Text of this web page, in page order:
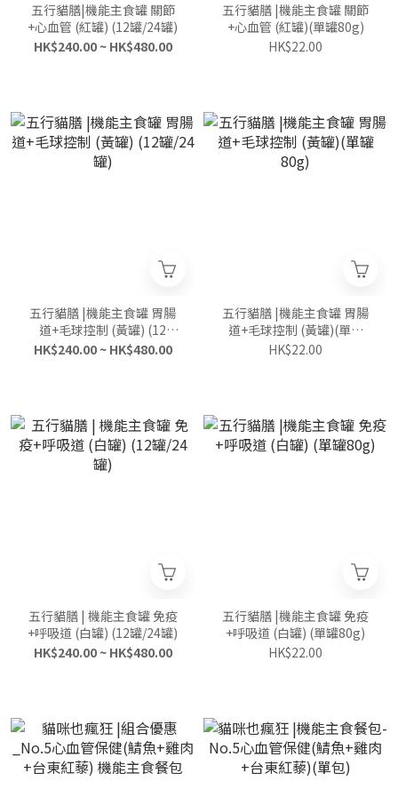
五行貓膳|機能主食罐 關節
+心血管 (紅罐) (12罐/24罐)
HK$240.00 ~ HK$480.00
五行貓膳 |機能主食罐 關節
+心血管 (紅罐)(單罐80g)
HK$22.00
五行貓膳 |機能主食罐 胃腸
道+毛球控制 (黃罐) (12
罐/24罐)
HK$240.00 ~ HK$480.00
五行貓膳 |機能主食罐 胃腸
道+毛球控制 (黃罐)(單罐
80g)
HK$22.00
五行貓膳 | 機能主食罐 免疫
+呼吸道 (白罐) (12罐/24罐)
HK$240.00 ~ HK$480.00
五行貓膳 |機能主食罐 免疫
+呼吸道 (白罐) (單罐80g)
HK$22.00